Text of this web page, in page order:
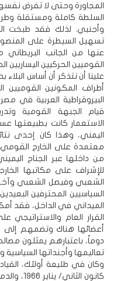
المجاورة وحتى لا تفرض
السلطة كاملة ومستقلة
وأجنبي. لذلك فقد طبخت
تسهيل السيطرة على
عنها من الجانب
القوميين الحركيين اليساريين
علينا أن نتذكر أن أساس البلاء
أطراف المكونين القوميين
البيروقراطية العربية في
قيام الجبهة القومية
الاستعمار كانت بطبيعتها
اليمني، وهذا كان إحدى
معتمدة على الخارج
من داخلها عبر الجناح
للإشراف على مكاتبها
الشعبي وفيصل الشعبي
السياسيين المحترفين
الميداني في الداخل، فقد
القرار العام
أعضائها هناك وتضمهم
دوماً، باعتبارهم يمثلون
تعاليمها وأجنداتها السياسية
كانون